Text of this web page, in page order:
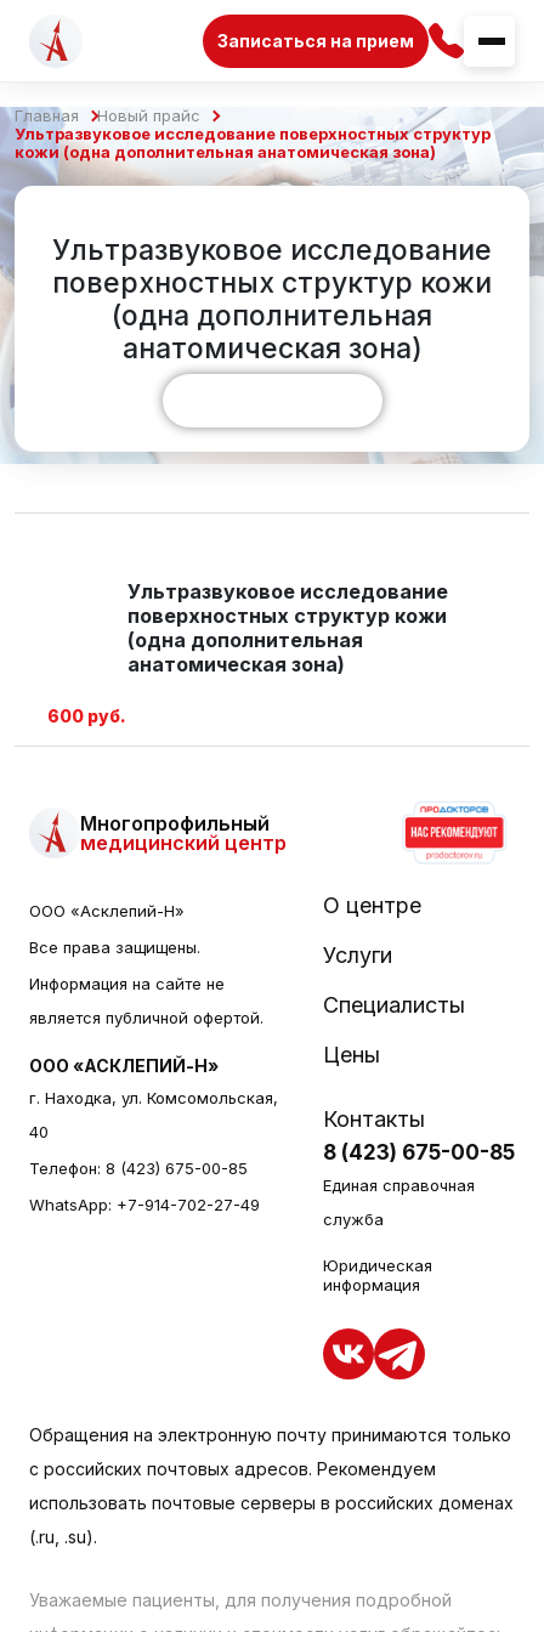
Записаться на прием
Главная
Новый прайс
Ультразвуковое исследование поверхностных структур
кожи (одна дополнительная анатомическая зона)
Ультразвуковое исследование
поверхностных структур кожи
(одна дополнительная
анатомическая зона)
Ультразвуковое исследование
поверхностных структур кожи
(одна дополнительная
анатомическая зона)
600 руб.
Многопрофильный
медицинский центр
ООО «Асклепий-Н»
Все права защищены.
Информация на сайте не
является публичной офертой.
ООО «АСКЛЕПИЙ-Н»
г. Находка, ул. Комсомольская,
40
Телефон: 8 (423) 675-00-85
WhatsApp: +7-914-702-27-49
О центре
Услуги
Специалисты
Цены
Контакты
8 (423) 675-00-85
Единая справочная
служба
Юридическая
информация
Обращения на электронную почту принимаются только
с российских почтовых адресов. Рекомендуем
использовать почтовые серверы в российских доменах
(.ru, .su).
Уважаемые пациенты, для получения подробной